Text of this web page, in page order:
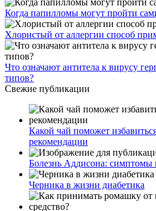
Когда папилломы могут пройти
Хлористый от аллергии способ
Что означают антитела к вирусу
типов?
Свежие публикации
Какой чай поможет
рекомендации
Болезнь Аддисона: симптомы
Черника в жизни диабетика